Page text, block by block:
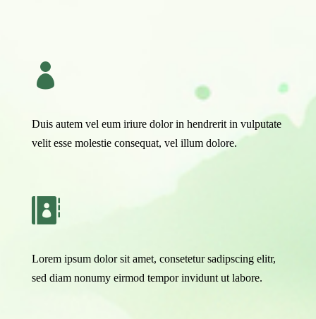

Duis autem vel eum iriure dolor in hendrerit in vulputate
velit esse molestie consequat, vel illum dolore.

Lorem ipsum dolor sit amet, consetetur sadipscing elitr,
sed diam nonumy eirmod tempor invidunt ut labore.